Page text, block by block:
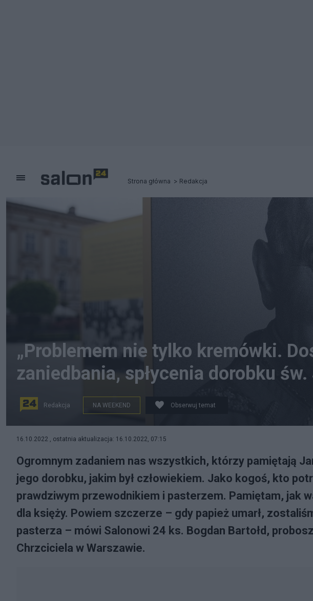
Strona główna Redakcja
„Problemem nie tylko kremówki.
zaniedbania, spłycenia dorobku św.
Redakcja NA WEEKEND Obserwuj temat
16.10.2022 , ostatnia aktualizacja: 16.10.2022, 07:15
Ogromnym zadaniem nas wszystkich, którzy pamiętają
jego dorobku, jakim był człowiekiem. Jako kogoś, kto
prawdziwym przewodnikiem i pasterzem. Pamiętam, jak
dla księży. Powiem szczerze – gdy papież umarł,
pasterza – mówi Salonowi 24 ks. Bogdan Bartołd,
Chrzciciela w Warszawie.